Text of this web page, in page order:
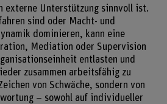
externe Unterstützung sinnvoll ist.
sind oder Macht- und
dominieren, kann eine
Mediation oder Supervision
entlasten und
zusammen arbeitsfähig zu
von Schwäche, sondern von
– sowohl auf individueller